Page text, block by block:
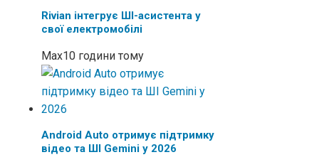
Rivian інтегрує ШІ-асистента у
свої електромобілі
Max10 години тому
Android Auto отримує підтримку
відео та ШІ Gemini у 2026